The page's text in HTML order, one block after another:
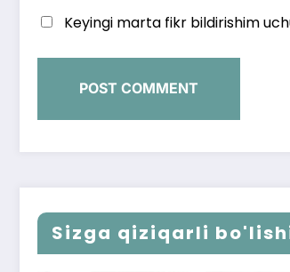
Keyingi marta fikr bildirishim
Sizga qiziqarli